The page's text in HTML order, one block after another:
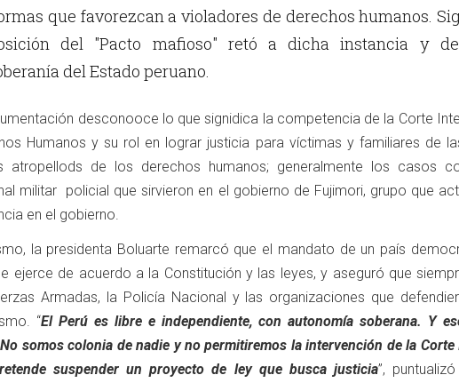
que favorezcan a violadores de derechos humanos.
del "Pacto mafioso" retó a dicha instancia y
del Estado peruano.
desconooce lo que signidica la competencia de la Corte
Humanos y su rol en lograr justicia para víctimas y familiares de
atropellods de los derechos humanos; generalmente los casos
militar policial que sirvieron en el gobierno de Fujimori, grupo que
en el gobierno.
la presidenta Boluarte remarcó que el mandato de un país
ejerce de acuerdo a la Constitución y las leyes, y aseguró que
Armadas, la Policía Nacional y las organizaciones que
“El Perú es libre e independiente, con autonomía soberana. Y
somos colonia de nadie y no permitiremos la intervención de la Corte
suspender un proyecto de ley que busca justicia”,